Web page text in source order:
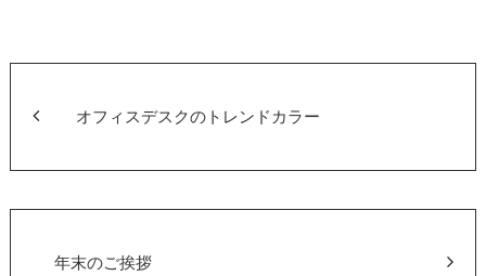
オフィスデスクのトレンドカラー
年末のご挨拶